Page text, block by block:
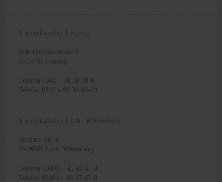
Steuerkanzlei Leipzig
Schorlemmerstraße 2
D-04155 Leipzig
Telefon 0341 – 98 38 88-0
Telefax 0341 – 98 38 88-29
Steuerkanzlei Luth. Wittenberg
Berliner Str. 4
D-06886 Luth. Wittenberg
Telefon 03491 – 45 47 47-4
Telefax 03491 – 45 47 47-8